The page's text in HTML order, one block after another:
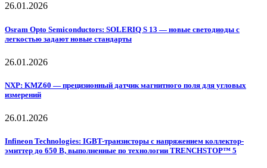
26.01.2026
Osram Opto Semiconductors: SOLERIQ S 13 — новые светодиоды с
легкостью задают новые стандарты
26.01.2026
NXP: KMZ60 — прецизионный датчик магнитного поля для угловых
измерений
26.01.2026
Infineon Technologies: IGBT-транзисторы с напряжением коллектор-
эмиттер до 650 В, выполненные по технологии TRENCHSTOP™ 5